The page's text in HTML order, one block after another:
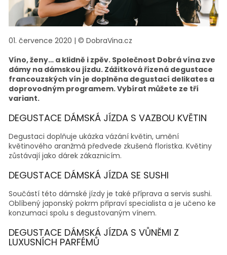
01. července 2020 | © DobraVina.cz
Víno, ženy… a klidně i zpěv. Společnost Dobrá vína zve
dámy na dámskou jízdu. Zážitková řízená degustace
francouzských vín je doplněna degustací delikates a
doprovodným programem. Vybírat můžete ze tří
variant.
DEGUSTACE DÁMSKÁ JÍZDA S VAZBOU KVĚTIN
Degustaci doplňuje ukázka vázání květin, umění
květinového aranžmá předvede zkušená floristka. Květiny
zůstávají jako dárek zákaznicím.
DEGUSTACE DÁMSKÁ JÍZDA SE SUSHI
Součástí této dámské jízdy je také příprava a servis sushi.
Oblíbený japonský pokrm připraví specialista a je učeno ke
konzumaci spolu s degustovaným vínem.
DEGUSTACE DÁMSKÁ JÍZDA S VŮNĚMI Z
LUXUSNÍCH PARFÉMŮ